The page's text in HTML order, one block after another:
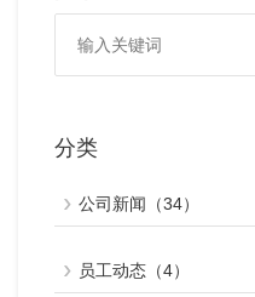
分类
公司新闻（34）
员工动态（4）